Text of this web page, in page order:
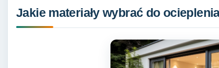
Jakie materiały wybrać do